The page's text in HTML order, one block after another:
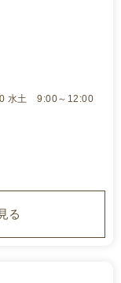
水土 9:00～12:00
る